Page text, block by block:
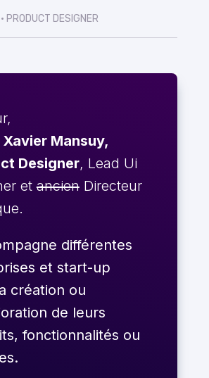
• PRODUCT DESIGNER
Xavier Mansuy,
Designer, Lead Ui
etancienDirecteur
différentes
et start-up
création ou
de leurs
fonctionnalités ou